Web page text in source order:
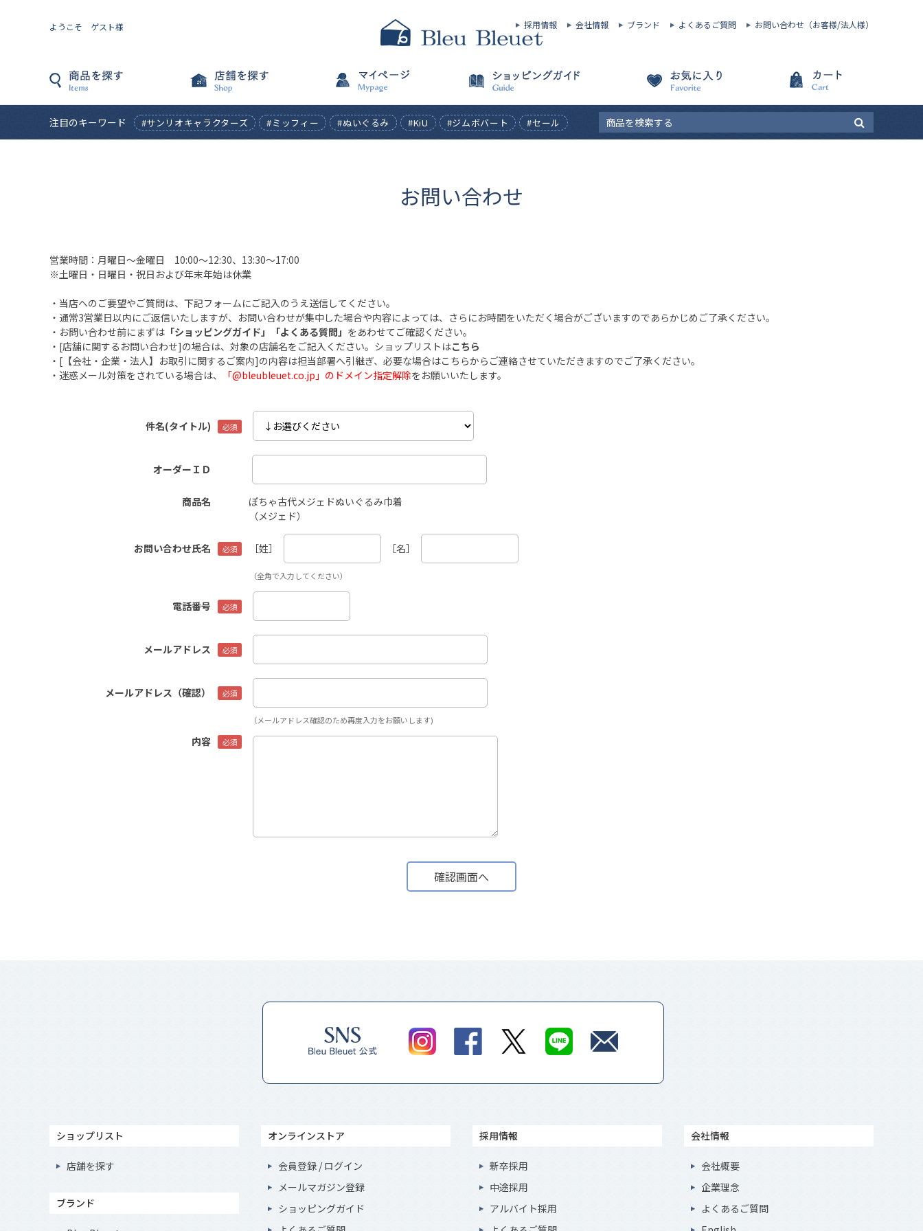
ようこそ ゲスト様 採用情報 会社情報 ブランド よくあるご質問 お問い合わせ（お客様/法人様）
注目のキーワード #サンリオキャラクターズ #ミッフィー #ぬいぐるみ #KiU #ジムボバート #セール
お問い合わせ
営業時間：月曜日〜金曜日 10:00〜12:30、13:30〜17:00
※土曜日・日曜日・祝日および年末年始は休業
・当店へのご要望やご質問は、下記フォームにご記入のうえ送信してください。
・通常3営業日以内にご返信いたしますが、お問い合わせが集中した場合や内容によっては、さらにお時間をいただく場合がございますのであらかじめご了承ください。
・お問い合わせ前にまずは 「ショッピングガイド」 「よくある質問」 をあわせてご確認ください。
・[店舗に関するお問い合わせ]の場合は、対象の店舗名をご記入ください。ショップリストはこちら
・[【会社・企業・法人】お取引に関するご案内]の内容は担当部署へ引継ぎ、必要な場合はこちらからご連絡させていただきますのでご了承ください。
・迷惑メール対策をされている場合は、
「@bleubleuet.co.jp」のドメイン指定解除をお願いいたします。
件名(タイトル)
オーダーＩＤ
商品名
ぽちゃ古代メジェドぬいぐるみ巾着
（メジェド）
お問い合わせ氏名 ［姓］ ［名］
（全角で入力してください）
電話番号
メールアドレス
メールアドレス（確認）
（メールアドレス確認のため再度入力をお願いします)
内容
ショップリスト
店舗を探す
ブランド
オンラインストア
会員登録 / ログイン
メールマガジン登録
ショッピングガイド
採用情報
新卒採用
中途採用
アルバイト採用
会社情報
会社概要
企業理念
よくあるご質問